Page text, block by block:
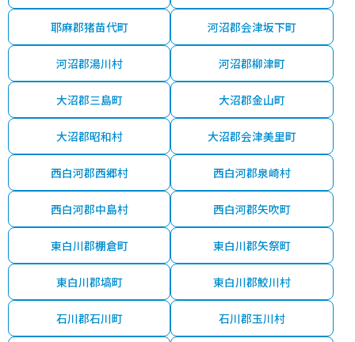
耶麻郡猪苗代町 河沼郡会津坂下町
河沼郡湯川村 河沼郡柳津町
大沼郡三島町 大沼郡金山町
大沼郡昭和村 大沼郡会津美里町
西白河郡西郷村 西白河郡泉崎村
西白河郡中島村 西白河郡矢吹町
東白川郡棚倉町 東白川郡矢祭町
東白川郡塙町 東白川郡鮫川村
石川郡石川町 石川郡玉川村